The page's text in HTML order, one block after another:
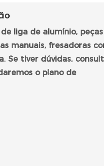
liga de alumínio,
manuais, fresadoras
Se tiver dúvidas,
o plano de